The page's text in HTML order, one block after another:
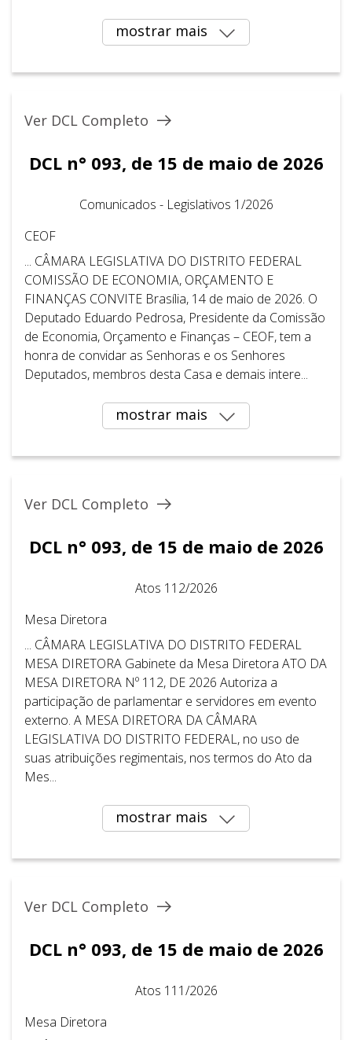
mostrar mais
Ver DCL Completo
DCL n° 093, de 15 de maio de 2026
Comunicados - Legislativos 1/2026
CEOF
... CÂMARA LEGISLATIVA DO DISTRITO FEDERAL ​ ​
COMISSÃO DE ECONOMIA, ORÇAMENTO E
FINANÇAS CONVITE Brasília, 14 de maio de 2026. O
Deputado Eduardo Pedrosa, Presidente da Comissão
de Economia, Orçamento e Finanças – CEOF, tem a
honra de convidar as Senhoras e os Senhores
Deputados, membros desta Casa e demais intere...
mostrar mais
Ver DCL Completo
DCL n° 093, de 15 de maio de 2026
Atos 112/2026
Mesa Diretora
... CÂMARA LEGISLATIVA DO DISTRITO FEDERAL ​ ​
MESA DIRETORA Gabinete da Mesa Diretora ATO DA
MESA DIRETORA Nº 112, DE 2026 Autoriza a
participação de parlamentar e servidores em evento
externo. A MESA DIRETORA DA CÂMARA
LEGISLATIVA DO DISTRITO FEDERAL, no uso de
suas atribuições regimentais, nos termos do Ato da
Mes...
mostrar mais
Ver DCL Completo
DCL n° 093, de 15 de maio de 2026
Atos 111/2026
Mesa Diretora